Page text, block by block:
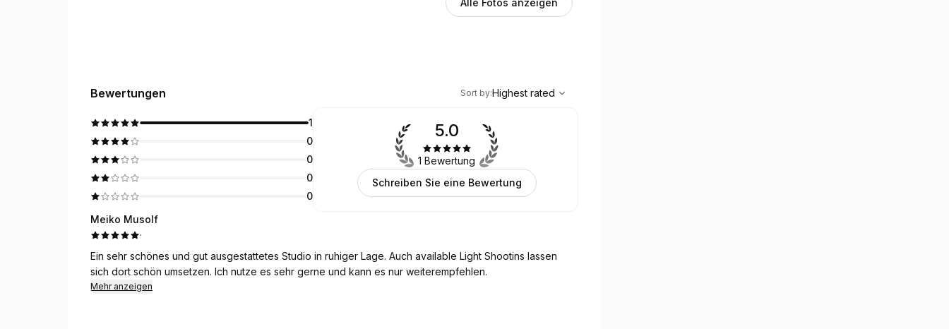
Alle Fotos anzeigen
Bewertungen
Highest rated
Sort by:Highest rated
1
0
0
0
0
5.0
1 Bewertung
Schreiben Sie eine Bewertung
Meiko Musolf
·
Ein sehr schönes und gut ausgestattetes Studio in ruhiger Lage. Auch available Light Shootins lassen
sich dort schön umsetzen. Ich nutze es sehr gerne und kann es nur weiterempfehlen.
Mehr anzeigen